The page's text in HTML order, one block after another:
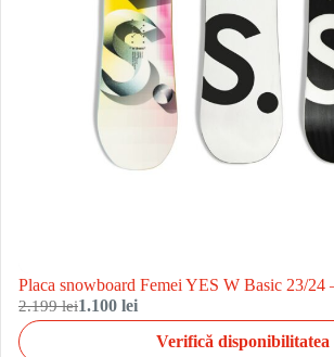
Placa snowboard Femei YES W Basic 23/24
2.199 lei1.100 lei
Verifică disponibilitatea